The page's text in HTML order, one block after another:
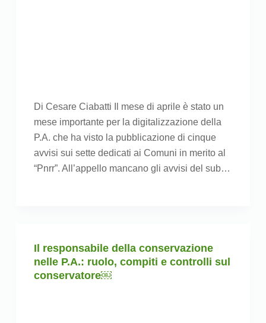
Di Cesare Ciabatti Il mese di aprile è stato un
mese importante per la digitalizzazione della
P.A. che ha visto la pubblicazione di cinque
avvisi sui sette dedicati ai Comuni in merito al
“Pnrr”. All’appello mancano gli avvisi del sub…
Il responsabile della conservazione
nelle P.A.: ruolo, compiti e controlli sul
conservatore￼